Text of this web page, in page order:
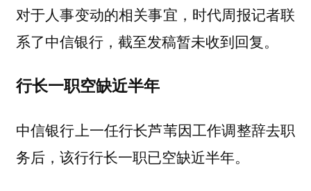
对于人事变动的相关事宜，时代周报记者联
系了中信银行，截至发稿暂未收到回复。
行长一职空缺近半年
中信银行上一任行长芦苇因工作调整辞去职
务后，该行行长一职已空缺近半年。